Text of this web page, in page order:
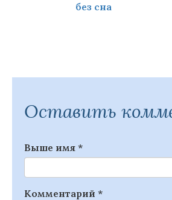
без сна
Оставить
Выше имя *
Комментарий *